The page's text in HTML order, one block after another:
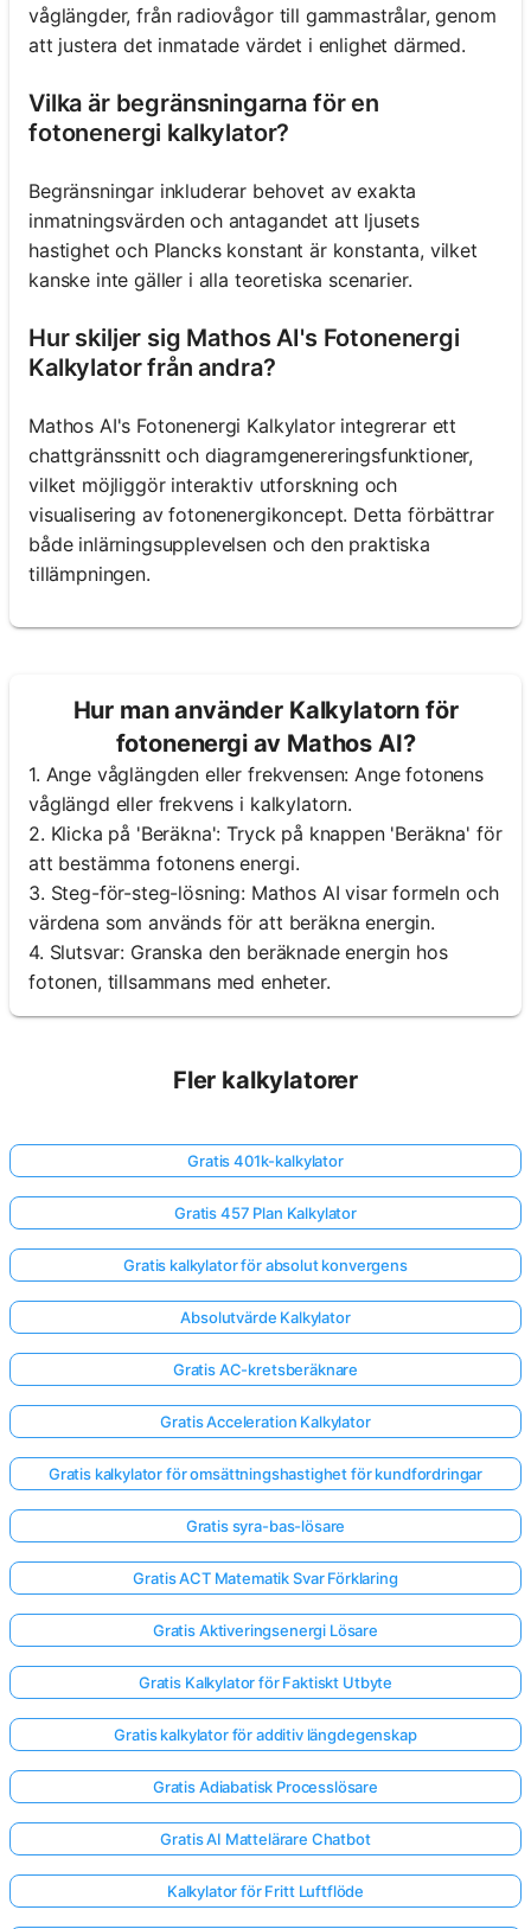
våglängder, från radiovågor till gammastrålar, genom
att justera det inmatade värdet i enlighet därmed.
Vilka är begränsningarna för en
fotonenergi kalkylator?
Begränsningar inkluderar behovet av exakta
inmatningsvärden och antagandet att ljusets
hastighet och Plancks konstant är konstanta, vilket
kanske inte gäller i alla teoretiska scenarier.
Hur skiljer sig Mathos AI's Fotonenergi
Kalkylator från andra?
Mathos AI's Fotonenergi Kalkylator integrerar ett
chattgränssnitt och diagramgenereringsfunktioner,
vilket möjliggör interaktiv utforskning och
visualisering av fotonenergikoncept. Detta förbättrar
både inlärningsupplevelsen och den praktiska
tillämpningen.
Hur man använder Kalkylatorn för
fotonenergi av Mathos AI?
1. Ange våglängden eller frekvensen: Ange fotonens
våglängd eller frekvens i kalkylatorn.
2. Klicka på 'Beräkna': Tryck på knappen 'Beräkna' för
att bestämma fotonens energi.
3. Steg-för-steg-lösning: Mathos AI visar formeln och
värdena som används för att beräkna energin.
4. Slutsvar: Granska den beräknade energin hos
fotonen, tillsammans med enheter.
Fler kalkylatorer
Gratis 401k-kalkylator
Gratis 457 Plan Kalkylator
Gratis kalkylator för absolut konvergens
Absolutvärde Kalkylator
Gratis AC-kretsberäknare
Gratis Acceleration Kalkylator
Gratis kalkylator för omsättningshastighet för kundfordringar
Gratis syra-bas-lösare
Gratis ACT Matematik Svar Förklaring
Gratis Aktiveringsenergi Lösare
Gratis Kalkylator för Faktiskt Utbyte
Gratis kalkylator för additiv längdegenskap
Gratis Adiabatisk Processlösare
Gratis AI Mattelärare Chatbot
Kalkylator för Fritt Luftflöde